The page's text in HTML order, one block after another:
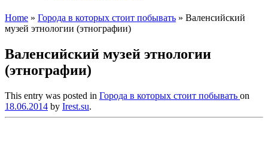
Home » Города в которых стоит побывать » Валенсийский
музей этнологии (этнографии)
Валенсийский музей этнологии
(этнографии)
This entry was posted in Города в которых стоит побывать on
18.06.2014 by Irest.su.